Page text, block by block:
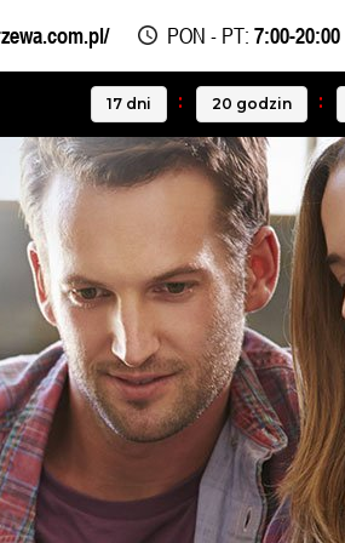
PON - PT: 7:00-20:00
17 dni 20 godzin